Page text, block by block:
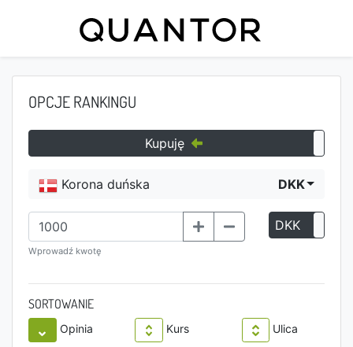
OPCJE RANKINGU
Kupuję
Korona duńska DKK
Wprowadź kwotę
DKK
SORTOWANIE
Opinia Kurs Ulica